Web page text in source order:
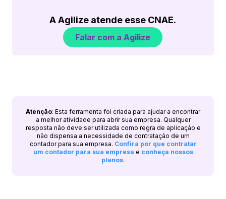
A Agilize atende esse CNAE.
Falar com a Agilize
Atenção: Esta ferramenta foi criada para ajudar a encontrar
a melhor atividade para abrir sua empresa. Qualquer
resposta não deve ser utilizada como regra de aplicação e
não dispensa a necessidade de contratação de um
contador para sua empresa. Confira por que contratar
um contador para sua empresa e conheça nossos
planos.